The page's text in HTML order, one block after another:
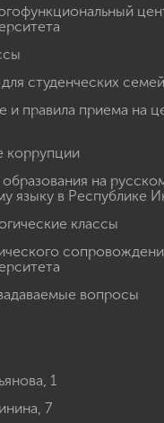
студенческих семей
и правила приема на
коррупции
на
языку в Республике
классы
вопросы
1
7